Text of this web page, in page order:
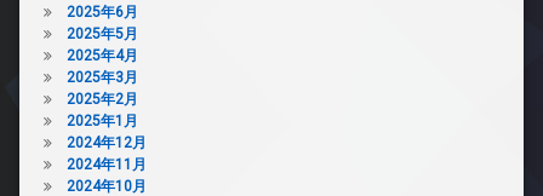
2025年6月
2025年5月
2025年4月
2025年3月
2025年2月
2025年1月
2024年12月
2024年11月
2024年10月